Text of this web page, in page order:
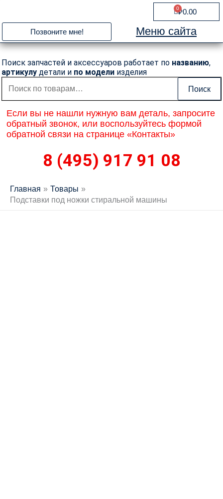
содержимому
₽0.00
0
Cart
Позвоните мне! Меню сайта
Поиск запчастей и аксессуаров работает по названию,
артикулу детали и по модели изделия
Искать:
Поиск
Если вы не нашли нужную вам деталь, запросите
обратный звонок, или воспользуйтесь формой
обратной связи на странице «Контакты»
8 (495) 917 91 08
Главная
Товары
Подставки под ножки стиральной машины